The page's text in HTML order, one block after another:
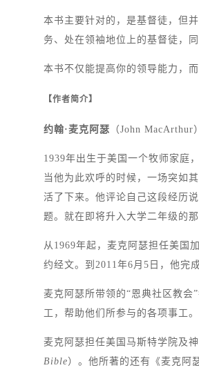
本书主要针对的，是基督徒，但
务、处在领袖地位上的基督徒，
本书不仅能提高你的领导能力，
【作者简介】
约翰·麦克阿瑟 （John MacArthur）
1939年出生于美国一个牧师家庭
当他为此欢呼的时候，一场突如
活了下来。他评论自己这段经历
题。就在即将升入大学二年级的
从1969年起，麦克阿瑟担任美国
约经文。到2011年6月5日，他完
麦克阿瑟所带领的“恩典社区教会
工，帮助他们所参与的各项事工
麦克阿瑟担任美国马斯特学院及
Bible）。他所著的还有《麦克阿